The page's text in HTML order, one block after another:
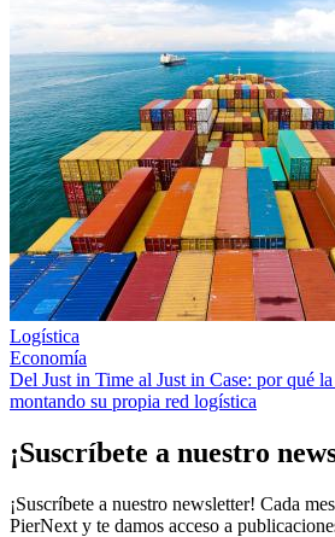
Logística
Economía
Del Just in Time al Just in Case: por qué
montando su propia red logística
¡Suscríbete a nuestro
¡Suscríbete a nuestro newsletter! Cada
PierNext y te damos acceso a